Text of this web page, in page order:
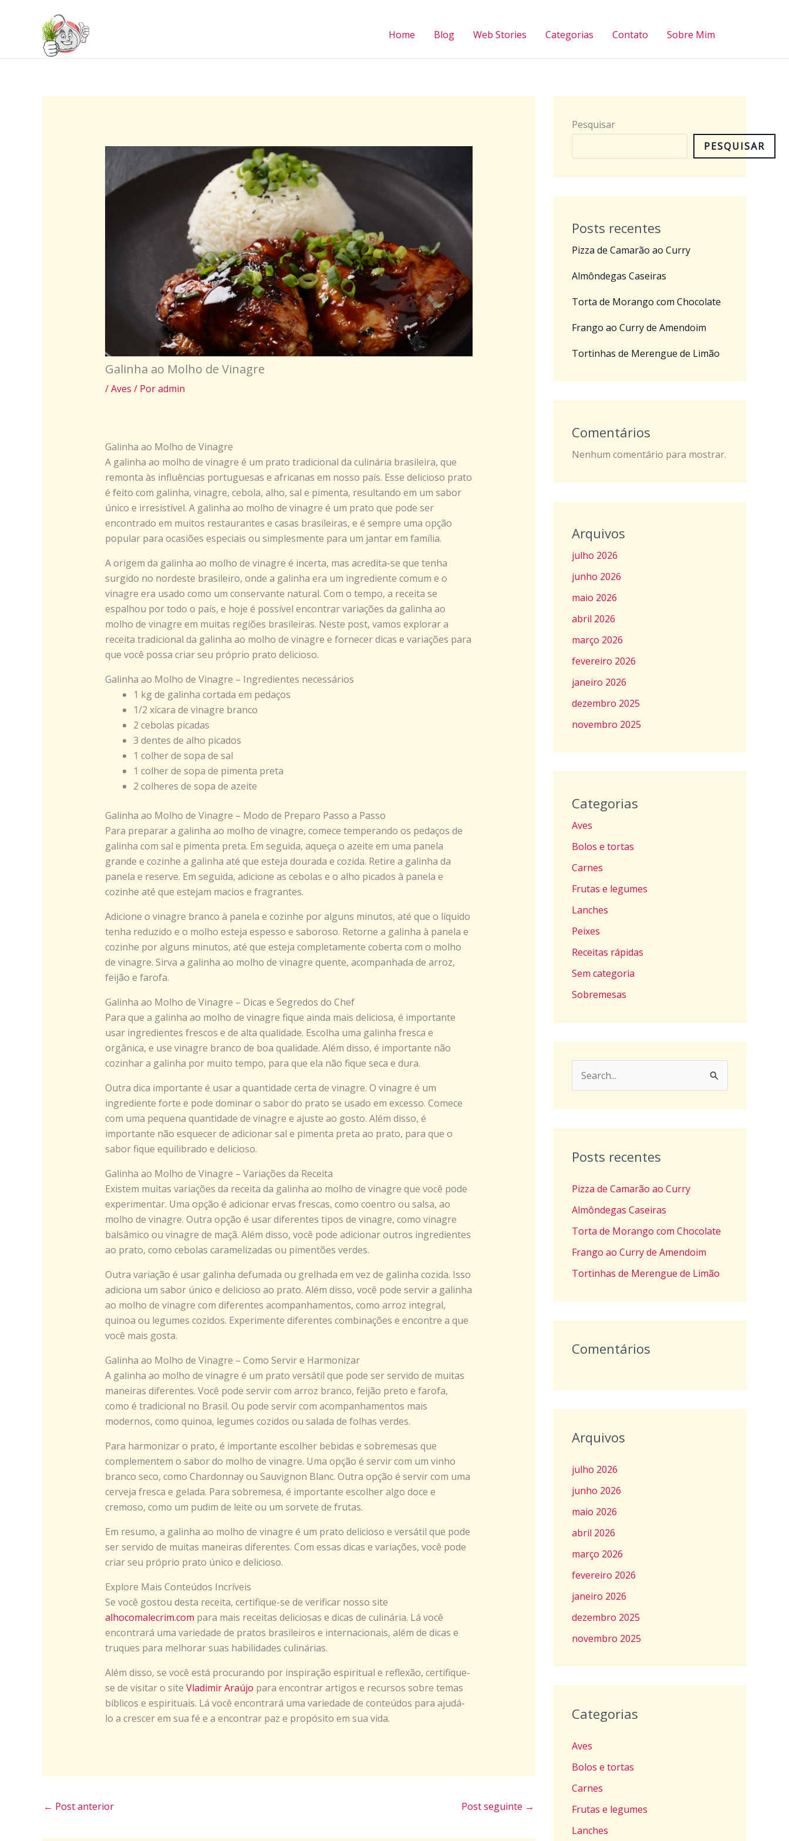
Home Blog Web Stories Categorias Contato Sobre Mim
Galinha ao Molho de Vinagre
/Aves / Poradmin
Galinha ao Molho de Vinagre
A galinha ao molho de vinagre é um prato tradicional da culinária brasileira, que
remonta às influências portuguesas e africanas em nosso país. Esse delicioso prato
é feito com galinha, vinagre, cebola, alho, sal e pimenta, resultando em um sabor
único e irresistível. A galinha ao molho de vinagre é um prato que pode ser
encontrado em muitos restaurantes e casas brasileiras, e é sempre uma opção
popular para ocasiões especiais ou simplesmente para um jantar em família.
A origem da galinha ao molho de vinagre é incerta, mas acredita-se que tenha
surgido no nordeste brasileiro, onde a galinha era um ingrediente comum e o
vinagre era usado como um conservante natural. Com o tempo, a receita se
espalhou por todo o país, e hoje é possível encontrar variações da galinha ao
molho de vinagre em muitas regiões brasileiras. Neste post, vamos explorar a
receita tradicional da galinha ao molho de vinagre e fornecer dicas e variações para
que você possa criar seu próprio prato delicioso.
Galinha ao Molho de Vinagre – Ingredientes necessários
1 kg de galinha cortada em pedaços
1/2 xícara de vinagre branco
2 cebolas picadas
3 dentes de alho picados
1 colher de sopa de sal
1 colher de sopa de pimenta preta
2 colheres de sopa de azeite
Galinha ao Molho de Vinagre – Modo de Preparo Passo a Passo
Para preparar a galinha ao molho de vinagre, comece temperando os pedaços de
galinha com sal e pimenta preta. Em seguida, aqueça o azeite em uma panela
grande e cozinhe a galinha até que esteja dourada e cozida. Retire a galinha da
panela e reserve. Em seguida, adicione as cebolas e o alho picados à panela e
cozinhe até que estejam macios e fragrantes.
Adicione o vinagre branco à panela e cozinhe por alguns minutos, até que o líquido
tenha reduzido e o molho esteja espesso e saboroso. Retorne a galinha à panela e
cozinhe por alguns minutos, até que esteja completamente coberta com o molho
de vinagre. Sirva a galinha ao molho de vinagre quente, acompanhada de arroz,
feijão e farofa.
Galinha ao Molho de Vinagre – Dicas e Segredos do Chef
Para que a galinha ao molho de vinagre fique ainda mais deliciosa, é importante
usar ingredientes frescos e de alta qualidade. Escolha uma galinha fresca e
orgânica, e use vinagre branco de boa qualidade. Além disso, é importante não
cozinhar a galinha por muito tempo, para que ela não fique seca e dura.
Outra dica importante é usar a quantidade certa de vinagre. O vinagre é um
ingrediente forte e pode dominar o sabor do prato se usado em excesso. Comece
com uma pequena quantidade de vinagre e ajuste ao gosto. Além disso, é
importante não esquecer de adicionar sal e pimenta preta ao prato, para que o
sabor fique equilibrado e delicioso.
Galinha ao Molho de Vinagre – Variações da Receita
Existem muitas variações da receita da galinha ao molho de vinagre que você pode
experimentar. Uma opção é adicionar ervas frescas, como coentro ou salsa, ao
molho de vinagre. Outra opção é usar diferentes tipos de vinagre, como vinagre
balsâmico ou vinagre de maçã. Além disso, você pode adicionar outros ingredientes
ao prato, como cebolas caramelizadas ou pimentões verdes.
Outra variação é usar galinha defumada ou grelhada em vez de galinha cozida. Isso
adiciona um sabor único e delicioso ao prato. Além disso, você pode servir a galinha
ao molho de vinagre com diferentes acompanhamentos, como arroz integral,
quinoa ou legumes cozidos. Experimente diferentes combinações e encontre a que
você mais gosta.
Galinha ao Molho de Vinagre – Como Servir e Harmonizar
A galinha ao molho de vinagre é um prato versátil que pode ser servido de muitas
maneiras diferentes. Você pode servir com arroz branco, feijão preto e farofa,
como é tradicional no Brasil. Ou pode servir com acompanhamentos mais
modernos, como quinoa, legumes cozidos ou salada de folhas verdes.
Para harmonizar o prato, é importante escolher bebidas e sobremesas que
complementem o sabor do molho de vinagre. Uma opção é servir com um vinho
branco seco, como Chardonnay ou Sauvignon Blanc. Outra opção é servir com uma
cerveja fresca e gelada. Para sobremesa, é importante escolher algo doce e
cremoso, como um pudim de leite ou um sorvete de frutas.
Em resumo, a galinha ao molho de vinagre é um prato delicioso e versátil que pode
ser servido de muitas maneiras diferentes. Com essas dicas e variações, você pode
criar seu próprio prato único e delicioso.
Explore Mais Conteúdos Incríveis
Se você gostou desta receita, certifique-se de verificar nosso site
alhocomalecrim.com para mais receitas deliciosas e dicas de culinária. Lá você
encontrará uma variedade de pratos brasileiros e internacionais, além de dicas e
truques para melhorar suas habilidades culinárias.
Além disso, se você está procurando por inspiração espiritual e reflexão, certifique-
se de visitar o site Vladimir Araújo para encontrar artigos e recursos sobre temas
bíblicos e espirituais. Lá você encontrará uma variedade de conteúdos para ajudá-
lo a crescer em sua fé e a encontrar paz e propósito em sua vida.
← Post anterior Post seguinte →
Pesquisar
PESQUISAR
Posts recentes
Pizza de Camarão ao Curry
Almôndegas Caseiras
Torta de Morango com Chocolate
Frango ao Curry de Amendoim
Tortinhas de Merengue de Limão
Comentários
Nenhum comentário para mostrar.
Arquivos
julho 2026
junho 2026
maio 2026
abril 2026
março 2026
fevereiro 2026
janeiro 2026
dezembro 2025
novembro 2025
Categorias
Aves
Bolos e tortas
Carnes
Frutas e legumes
Lanches
Peixes
Receitas rápidas
Sem categoria
Sobremesas
u
s
a
r
p
:
Posts recentes
Pizza de Camarão ao Curry
Almôndegas Caseiras
Torta de Morango com Chocolate
Frango ao Curry de Amendoim
Tortinhas de Merengue de Limão
Comentários
Arquivos
julho 2026
junho 2026
maio 2026
abril 2026
março 2026
fevereiro 2026
janeiro 2026
dezembro 2025
novembro 2025
Categorias
Aves
Bolos e tortas
Carnes
Frutas e legumes
Lanches